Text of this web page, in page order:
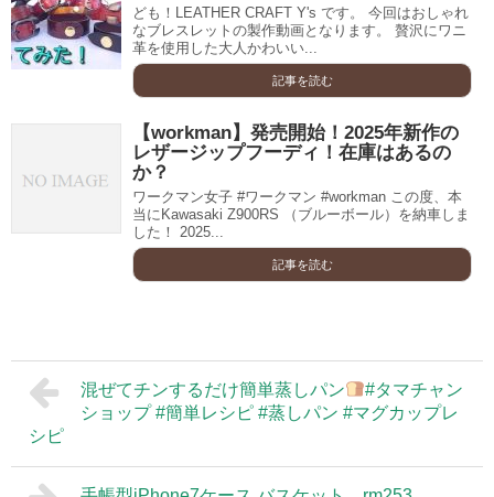
ども！LEATHER CRAFT Y's です。 今回はおしゃれ
なブレスレットの製作動画となります。 贅沢にワニ
革を使用した大人かわいい...
記事を読む
【workman】発売開始！2025年新作の
レザージップフーディ！在庫はあるの
か？
ワークマン女子 #ワークマン #workman この度、本
当にKawasaki Z900RS （ブルーボール）を納車しま
した！ 2025...
記事を読む
混ぜてチンするだけ簡単蒸しパン
#タマチャン
ショップ #簡単レシピ #蒸しパン #マグカップレ
シピ